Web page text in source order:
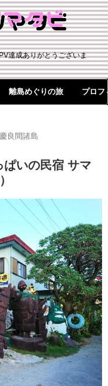
達成ありがとうございま
離島めぐりの旅 プロフ
慶良間諸島
いの民宿 サマ